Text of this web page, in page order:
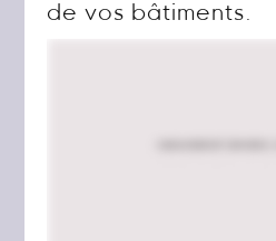
de vos bâtiments.